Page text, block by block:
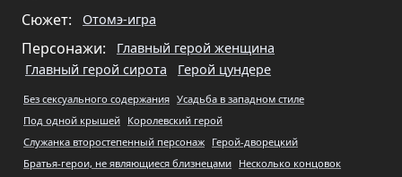
Сюжет: Отомэ-игра
Персонажи:
Главный герой женщина
Главный герой сирота
Герой цундере
Без сексуального содержания Усадьба в западном стиле
Под одной крышей Королевский герой
Служанка второстепенный персонаж Герой-дворецкий
Братья-герои, не являющиеся близнецами Несколько концовок